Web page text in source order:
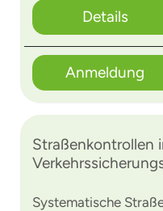
Details
Anmeldung
Straßenkontrollen
Systematische